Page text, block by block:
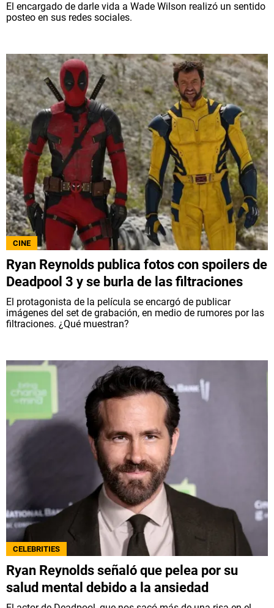
El encargado de darle vida a Wade Wilson realizó un sentido
posteo en sus redes sociales.
CINE
Ryan Reynolds publica fotos con spoilers de
Deadpool 3 y se burla de las filtraciones
El protagonista de la película se encargó de publicar
imágenes del set de grabación, en medio de rumores por las
filtraciones. ¿Qué muestran?
CELEBRITIES
Ryan Reynolds señaló que pelea por su
salud mental debido a la ansiedad